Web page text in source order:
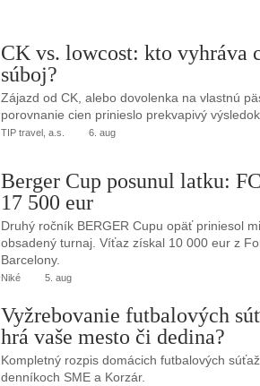
CK vs. lowcost: kto vyhráva
súboj?
Zájazd od CK, alebo dovolenka na vlastnú
porovnanie cien prinieslo prekvapivý výsledok.
TIP travel, a.s. 6. aug
Berger Cup posunul latku:
17 500 eur
Druhý ročník BERGER Cupu opäť priniesol
obsadený turnaj. Víťaz získal 10 000 eur z
Barcelony.
Niké 5. aug
Vyžrebovanie futbalových
hrá vaše mesto či dedina?
Kompletný rozpis domácich futbalových
denníkoch SME a Korzár.